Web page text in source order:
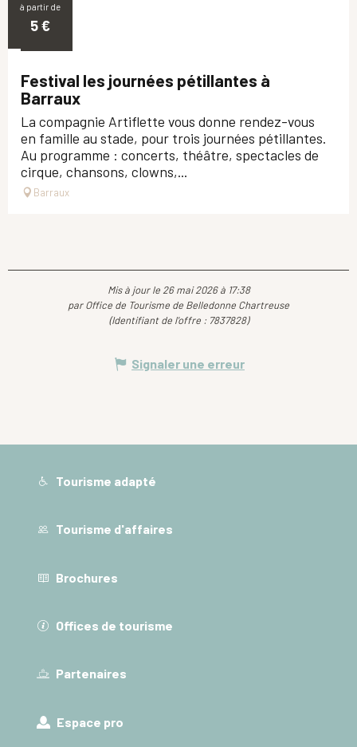
à partir de
5€
25
SEPT.
Festival les journées pétillantes à
Barraux
La compagnie Artiflette vous donne rendez-vous
en famille au stade, pour trois journées pétillantes.
Au programme : concerts, théâtre, spectacles de
cirque, chansons, clowns,...
Barraux
Mis à jour le 26 mai 2026 à 17:38
par Office de Tourisme de Belledonne Chartreuse
(Identifiant de l'offre : 7837828)
Signaler une erreur
Tourisme adapté
Tourisme d'affaires
Brochures
Offices de tourisme
Partenaires
Espace pro